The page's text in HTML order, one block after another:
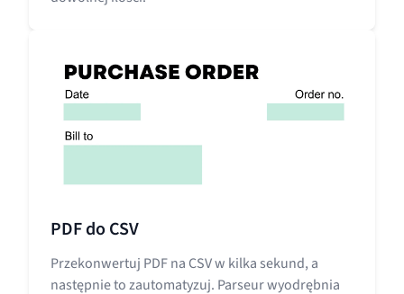
PDF do CSV
Przekonwertuj PDF na CSV w kilka sekund, a
następnie to zautomatyzuj. Parseur wyodrębnia